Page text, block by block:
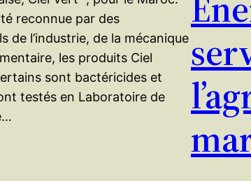
reconnue par des
de l’industrie, de la mécanique
les produits Ciel
sont bactéricides et
testés en Laboratoire de